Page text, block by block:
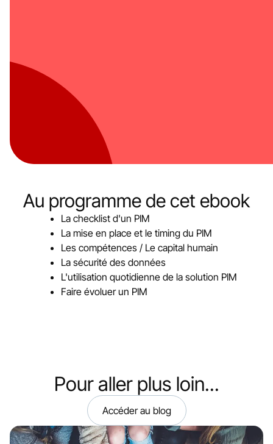
Au programme de cet ebook
La checklist d'un PIM
La mise en place et le timing du PIM
Les compétences / Le capital humain
La sécurité des données
L'utilisation quotidienne de la solution PIM
Faire évoluer un PIM
Pour aller plus loin...
Accéder au blog